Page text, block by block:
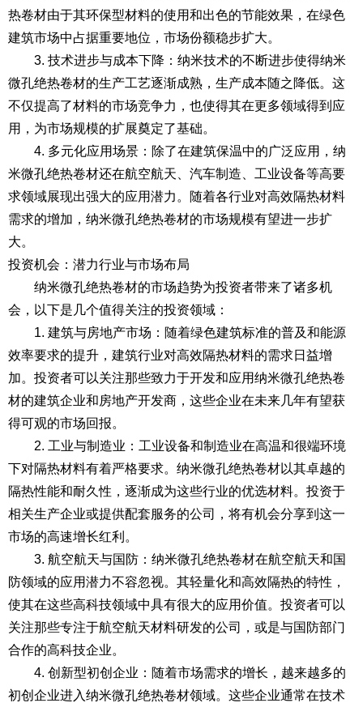
热卷材由于其环保型材料的使用和出色的节能效果，在绿色
建筑市场中占据重要地位，市场份额稳步扩大。
3. 技术进步与成本下降：纳米技术的不断进步使得纳米
微孔绝热卷材的生产工艺逐渐成熟，生产成本随之降低。这
不仅提高了材料的市场竞争力，也使得其在更多领域得到应
用，为市场规模的扩展奠定了基础。
4. 多元化应用场景：除了在建筑保温中的广泛应用，纳
米微孔绝热卷材还在航空航天、汽车制造、工业设备等高要
求领域展现出强大的应用潜力。随着各行业对高效隔热材料
需求的增加，纳米微孔绝热卷材的市场规模有望进一步扩
大。
投资机会：潜力行业与市场布局
纳米微孔绝热卷材的市场趋势为投资者带来了诸多机
会，以下是几个值得关注的投资领域：
1. 建筑与房地产市场：随着绿色建筑标准的普及和能源
效率要求的提升，建筑行业对高效隔热材料的需求日益增
加。投资者可以关注那些致力于开发和应用纳米微孔绝热卷
材的建筑企业和房地产开发商，这些企业在未来几年有望获
得可观的市场回报。
2. 工业与制造业：工业设备和制造业在高温和很端环境
下对隔热材料有着严格要求。纳米微孔绝热卷材以其卓越的
隔热性能和耐久性，逐渐成为这些行业的优选材料。投资于
相关生产企业或提供配套服务的公司，将有机会分享到这一
市场的高速增长红利。
3. 航空航天与国防：纳米微孔绝热卷材在航空航天和国
防领域的应用潜力不容忽视。其轻量化和高效隔热的特性，
使其在这些高科技领域中具有很大的应用价值。投资者可以
关注那些专注于航空航天材料研发的公司，或是与国防部门
合作的高科技企业。
4. 创新型初创企业：随着市场需求的增长，越来越多的
初创企业进入纳米微孔绝热卷材领域。这些企业通常在技术